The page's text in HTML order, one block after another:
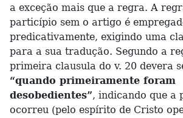
a exceção mais que a regra. A
particípio sem o artigo é
predicativamente, exigindo uma
para a sua tradução. Segundo a
primeira clausula do v. 20 devera
“quando primeiramente foram
desobedientes”, indicando que a
ocorreu (pelo espírito de Cristo